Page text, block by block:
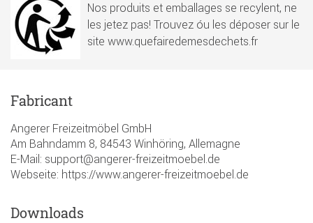
Nos produits et emballages se recylent, ne
les jetez pas! Trouvez óu les déposer sur le
site www.quefairedemesdechets.fr
Fabricant
Angerer Freizeitmöbel GmbH
Am Bahndamm 8, 84543 Winhöring, Allemagne
E-Mail: support@angerer-freizeitmoebel.de
Webseite: https://www.angerer-freizeitmoebel.de
Downloads